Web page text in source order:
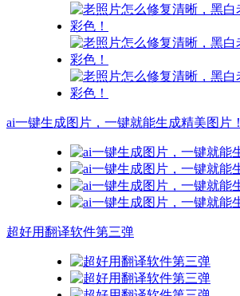
ai一键生成图片，一键就能生成精美图片！
超好用翻译软件第三弹